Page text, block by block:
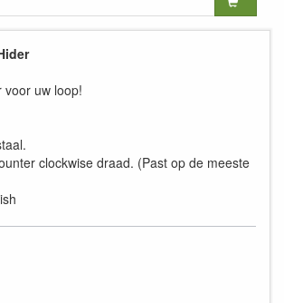
voor uw loop!
clockwise draad. (Past op de meeste